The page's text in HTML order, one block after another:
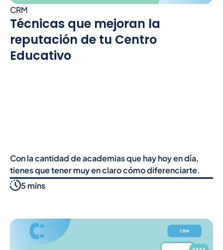
CRM
Técnicas que mejoran la
reputación de tu Centro
Educativo
Con la cantidad de academias que hay hoy en día,
tienes que tener muy en claro cómo diferenciarte.
5 mins